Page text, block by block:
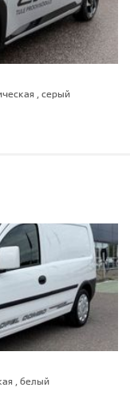
, серый
, белый